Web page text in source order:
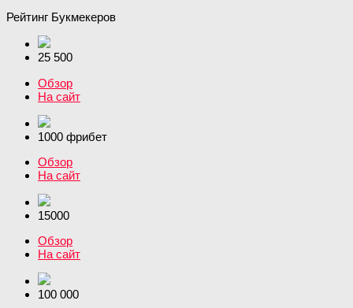
Рейтинг Букмекеров
25 500
Обзор
На сайт
1000 фрибет
Обзор
На сайт
15000
Обзор
На сайт
100 000